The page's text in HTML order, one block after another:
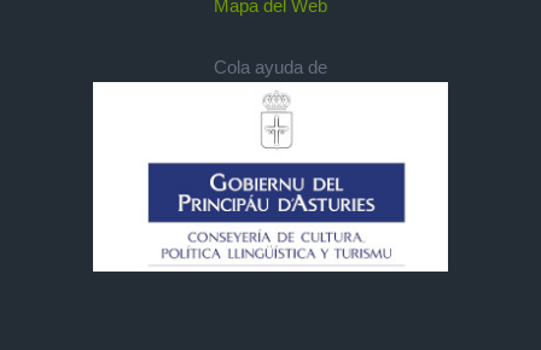
Mapa del Web
Cola ayuda de